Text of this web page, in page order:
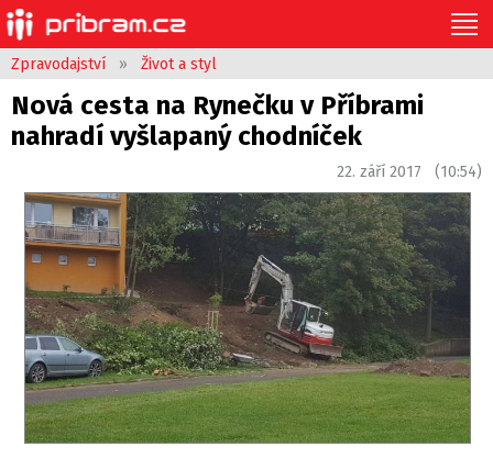
Zpravodajství » Život a styl
Nová cesta na Rynečku v Příbrami
nahradí vyšlapaný chodníček
22. září 2017 (10:54)